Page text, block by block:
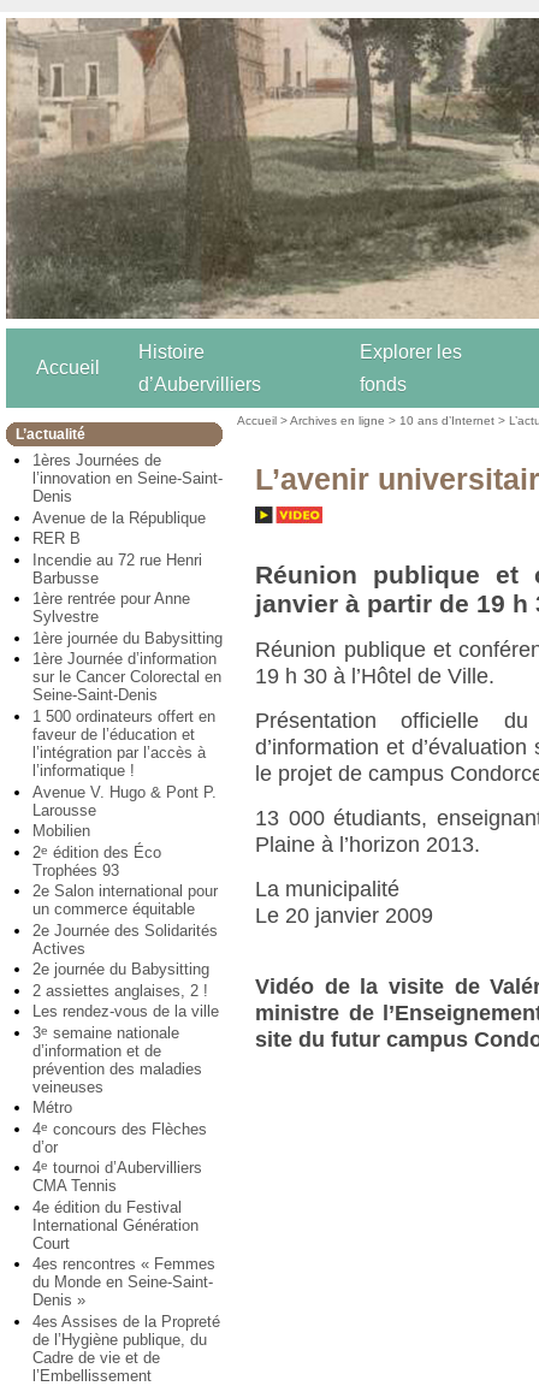
Accueil
Histoire
d’Aubervilliers
Explorer les
fonds
L’actualité
1ères Journées de
l’innovation en Seine-Saint-
Denis
Avenue de la République
RER B
Incendie au 72 rue Henri
Barbusse
1ère rentrée pour Anne
Sylvestre
1ère journée du Babysitting
1ère Journée d’information
sur le Cancer Colorectal en
Seine-Saint-Denis
1 500 ordinateurs offert en
faveur de l’éducation et
l’intégration par l’accès à
l’informatique !
Avenue V. Hugo & Pont P.
Larousse
Mobilien
2e édition des Éco
Trophées 93
2e Salon international pour
un commerce équitable
2e Journée des Solidarités
Actives
2e journée du Babysitting
2 assiettes anglaises, 2 !
Les rendez-vous de la ville
3e semaine nationale
d’information et de
prévention des maladies
veineuses
Métro
4e concours des Flèches
d’or
4e tournoi d’Aubervilliers
CMA Tennis
4e édition du Festival
International Génération
Court
4es rencontres « Femmes
du Monde en Seine-Saint-
Denis »
4es Assises de la Propreté
de l’Hygiène publique, du
Cadre de vie et de
l’Embellissement
Accueil >Archives en ligne > 10 ans d’Internet >
L’avenir
Réunion publique et
janvier à partir de 19 h
Réunion publique et
19 h 30 à l’Hôtel de Ville.
Présentation officielle
d’information et
le projet de campus
13 000 étudiants,
Plaine à l’horizon 2013.
La municipalité
Le 20 janvier 2009
Vidéo de la visite de
ministre de
site du futur campus